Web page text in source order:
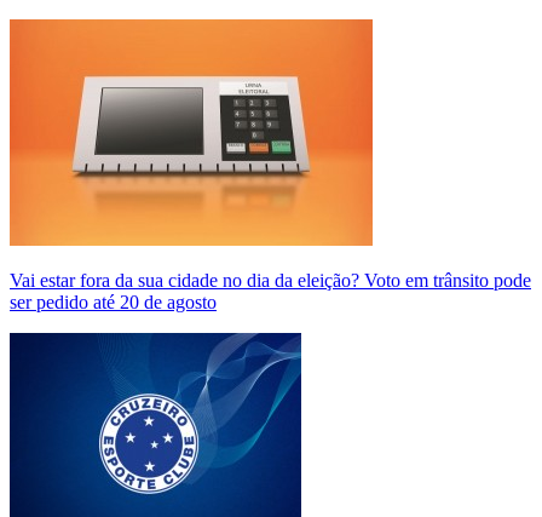
Vai estar fora da sua cidade no dia da eleição? Voto em trânsito pode
ser pedido até 20 de agosto